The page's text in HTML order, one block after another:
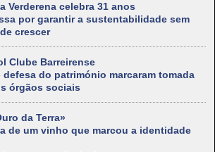
Verderena celebra 31 anos
por garantir a sustentabilidade sem
crescer
Clube Barreirense
do património marcaram tomada
órgãos sociais
da Terra»
de um vinho que marcou a identidade